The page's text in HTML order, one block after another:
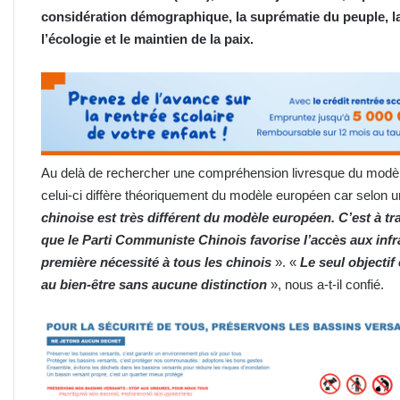
considération démographique, la suprématie du peuple,
l’écologie et le maintien de la paix.
Au delà de rechercher une compréhension livresque du
celui-ci diffère théoriquement du modèle européen car selon
chinoise est très différent du modèle européen. C’est à
que le Parti Communiste Chinois favorise l’accès aux
première nécessité à tous les chinois ». « Le seul objectif
au bien-être sans aucune distinction », nous a-t-il confié.